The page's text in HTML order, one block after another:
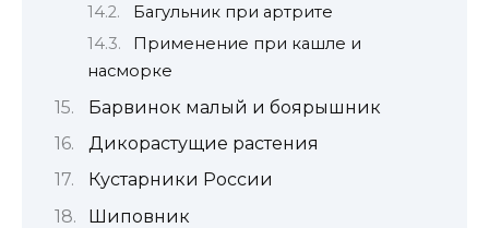
Багульник при артрите
Применение при кашле и
насморке
Барвинок малый и боярышник
Дикорастущие растения
Кустарники России
Шиповник